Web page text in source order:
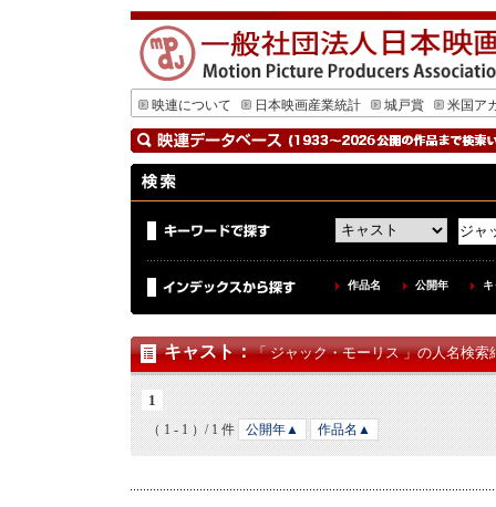
映連について 日本映画産業統計 城戸賞 米国ア
作品名 公開年
キャスト：「 ジャック・モーリス 」の人名検索
1
（ 1 - 1 ）/ 1 件 公開年▲ 作品名▲